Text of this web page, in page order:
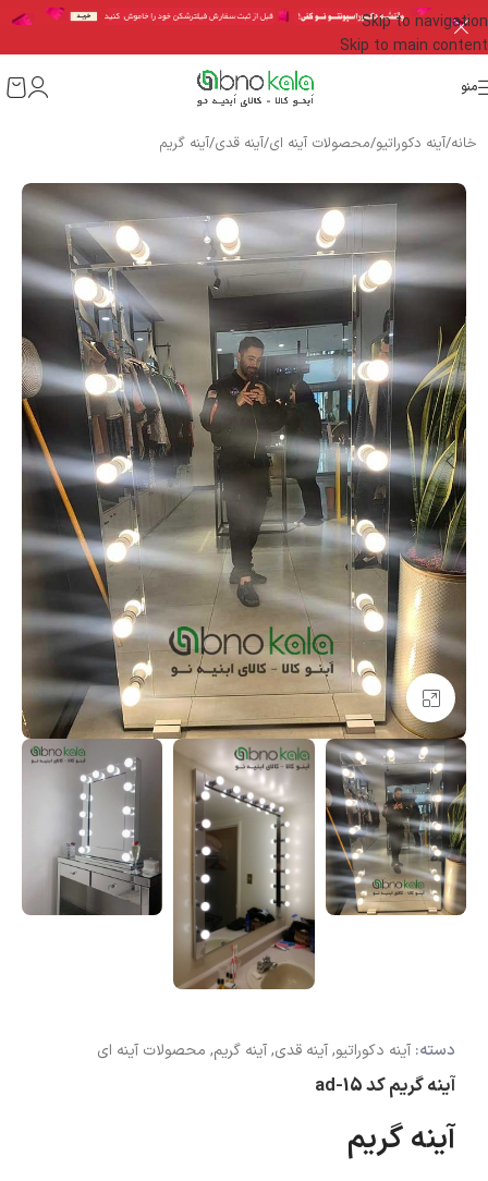
Skip to navigation
Skip to main content
منو
خانه/آینه دکوراتیو/محصولات آینه ای/آینه قدی/آینه گریم
بزرگنمایی تصویر
دسته: آینه دکوراتیو,آینه قدی,آینه گریم, محصولات آینه ای
آینه گریم کد ad-15
آینه گریم